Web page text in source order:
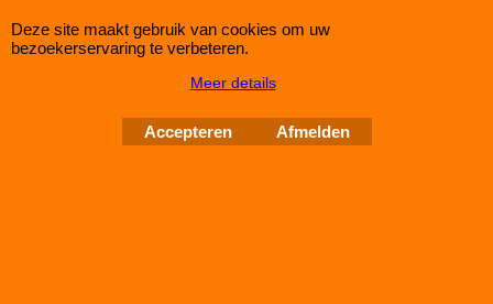
Improve Tuning 28 jaar jong
Webwinkel gemaakt met
ShopFactory webwinkel
Deze site maakt gebruik van cookies om uw
bezoekerservaring te verbeteren.
Meer details
Accepteren Afmelden